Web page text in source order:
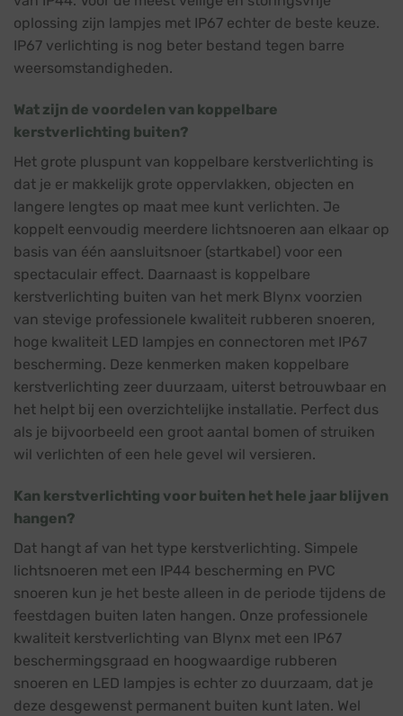
oplossing zijn lampjes met IP67 echter de beste keuze.
IP67 verlichting is nog beter bestand tegen barre
weersomstandigheden.
Wat zijn de voordelen van koppelbare
kerstverlichting buiten?
Het grote pluspunt van koppelbare kerstverlichting is
dat je er makkelijk grote oppervlakken, objecten en
langere lengtes op maat mee kunt verlichten. Je
koppelt eenvoudig meerdere lichtsnoeren aan elkaar op
basis van één aansluitsnoer (startkabel) voor een
spectaculair effect. Daarnaast is koppelbare
kerstverlichting buiten van het merk Blynx voorzien
van stevige professionele kwaliteit rubberen snoeren,
hoge kwaliteit LED lampjes en connectoren met IP67
bescherming. Deze kenmerken maken koppelbare
kerstverlichting zeer duurzaam, uiterst betrouwbaar en
het helpt bij een overzichtelijke installatie. Perfect dus
als je bijvoorbeeld een groot aantal bomen of struiken
wil verlichten of een hele gevel wil versieren.
Kan kerstverlichting voor buiten het hele jaar blijven
hangen?
Dat hangt af van het type kerstverlichting. Simpele
lichtsnoeren met een IP44 bescherming en PVC
snoeren kun je het beste alleen in de periode tijdens de
feestdagen buiten laten hangen. Onze professionele
kwaliteit kerstverlichting van Blynx met een IP67
beschermingsgraad en hoogwaardige rubberen
snoeren en LED lampjes is echter zo duurzaam, dat je
deze desgewenst permanent buiten kunt laten. Wel